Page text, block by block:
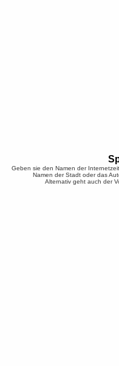
Geben sie den Namen der
Namen der Stadt oder das
Alternativ geht auch der